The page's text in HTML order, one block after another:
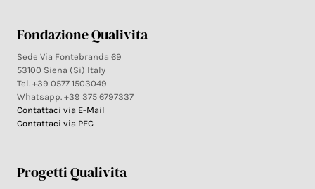
Fondazione Qualivita
Sede Via Fontebranda 69
53100 Siena (Si) Italy
Tel. +39 0577 1503049
Whatsapp. +39 375 6797337
Contattaci via E-Mail
Contattaci via PEC
Progetti Qualivita